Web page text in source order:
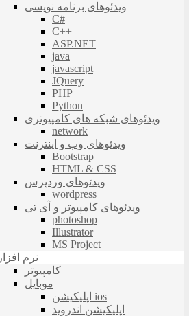
ویدئوهای برنامه نویسی
C#
C++
ASP.NET
java
javascript
JQuery
PHP
Python
ویدئوهای شبکه های کامپیوتری
network
ویدئوهای وب و اینترنت
Bootstrap
HTML & CSS
ویدئوهای وردپرس
wordpress
ویدئوهای کامپیوتر و آی تی
photoshop
Illustrator
MS Project
نرم افزار
کامپیوتر
موبایل
اپلیکیشن ios
اپلیکیشن اندروید